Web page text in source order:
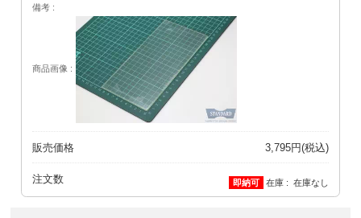
備考
商品画像
販売価格 3,795円(税込)
注文数 在庫 在庫なし